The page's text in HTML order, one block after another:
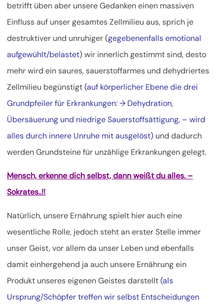
betrifft üben aber unsere Gedanken einen massiven
Einfluss auf unser gesamtes Zellmilieu aus, sprich je
destruktiver und unruhiger (gegebenenfalls emotional
aufgewühlt/belastet) wir innerlich gestimmt sind, desto
mehr wird ein saures, sauerstoffarmes und dehydriertes
Zellmilieu begünstigt(auf körperlicher Ebene die drei
Grundpfeiler für Erkrankungen: → Dehydration,
Übersäuerung und niedrige Sauerstoffsättigung, – wird
alles durch innere Unruhe mit ausgelöst) und dadurch
werden Grundsteine für unzählige Erkrankungen gelegt.
Mensch, erkenne dich selbst, dann weißt du alles. –
Sokrates..!!
Natürlich, unsere Ernährung spielt hier auch eine
wesentliche Rolle, jedoch steht an erster Stelle immer
unser Geist, vor allem da unser Leben und ebenfalls
damit einhergehend ja auch unsere Ernährung ein
Produkt unseres eigenen Geistes darstellt(als
Ursprung/Schöpfer treffen wir selbst Entscheidungen